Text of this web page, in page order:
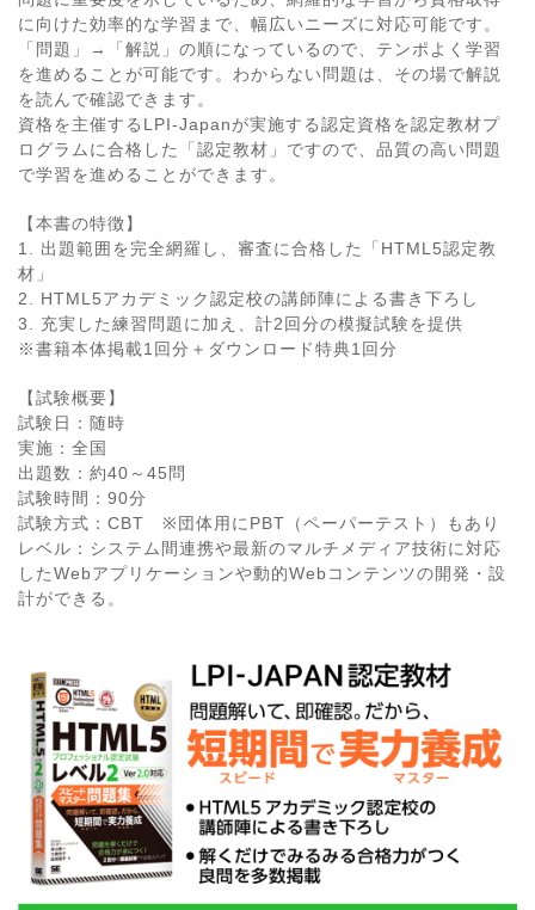
に向けた効率的な学習まで、幅広いニーズに対応可能です。
「問題」→「解説」の順になっているので、テンポよく学習
を進めることが可能です。わからない問題は、その場で解説
を読んで確認できます。
資格を主催するLPI-Japanが実施する認定資格を認定教材プ
ログラムに合格した「認定教材」ですので、品質の高い問題
で学習を進めることができます。
【本書の特徴】
1. 出題範囲を完全網羅し、審査に合格した「HTML5認定教
材」
2. HTML5アカデミック認定校の講師陣による書き下ろし
3. 充実した練習問題に加え、計2回分の模擬試験を提供
※書籍本体掲載1回分＋ダウンロード特典1回分
【試験概要】
試験日：随時
実施：全国
出題数：約40～45問
試験時間：90分
試験方式：CBT ※団体用にPBT（ペーパーテスト）もあり
レベル：システム間連携や最新のマルチメディア技術に対応
したWebアプリケーションや動的Webコンテンツの開発・設
計ができる。